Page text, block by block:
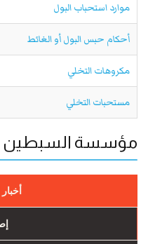
موارد استحباب البول
أحكام حبس البول أو الغائط
مكروهات التخلي
مستحبات التخلي
مؤسسة السبطين